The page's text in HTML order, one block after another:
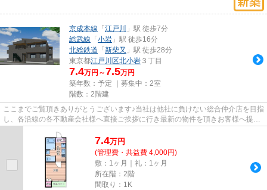
京成本線 「 江戸川
」駅 徒歩7分
総武線 「 小岩 」駅 徒歩16分
北総鉄道 「 新柴又 」駅 徒歩28分
東京都江戸川区北小岩 ３丁目
7.4万円～7.5万円
築年数：予定 ｜募集中： 2室
階数：2階建
ここまでご覧頂きありがとうございます♪当社は他社に負けない総合仲介店を目指
し、各沿線の各不動産会社様へ直接ご挨拶に行き最新の物件を頂きお客様へ提供
7.4万円
(管理費・共益費 4,000円)
敷：1ヶ月｜礼：1ヶ月
所在階：2階
間取り：1K